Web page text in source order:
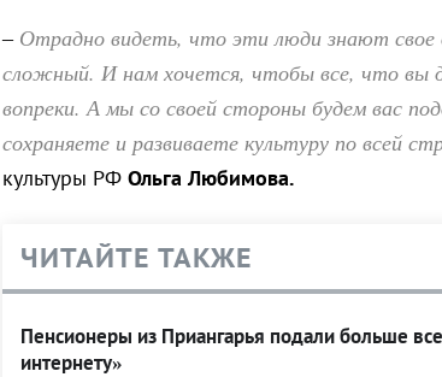
– Отрадно видеть, что эти люди знают свое
сложный. И нам хочется, чтобы все, что вы
вопреки. А мы со своей стороны будем вас
сохраняете и развиваете культуру по всей
культуры РФ Ольга Любимова.
ЧИТАЙТЕ ТАКЖЕ
Пенсионеры из Приангарья подали больше
интернету»